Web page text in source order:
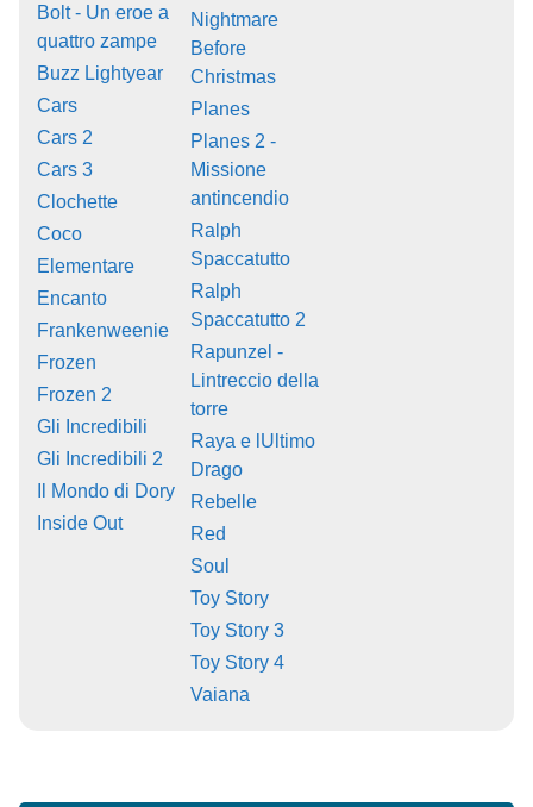
Bolt - Un eroe a
quattro zampe
Buzz Lightyear
Cars
Cars 2
Cars 3
Clochette
Coco
Elementare
Encanto
Frankenweenie
Frozen
Frozen 2
Gli Incredibili
Gli Incredibili 2
Il Mondo di Dory
Inside Out
Nightmare
Before
Christmas
Planes
Planes 2 -
Missione
antincendio
Ralph
Spaccatutto
Ralph
Spaccatutto 2
Rapunzel -
Lintreccio della
torre
Raya e lUltimo
Drago
Rebelle
Red
Soul
Toy Story
Toy Story 3
Toy Story 4
Vaiana